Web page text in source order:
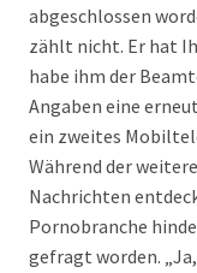
abgeschlossen
zählt nicht. Er hat
habe ihm der
Angaben eine
ein zweites
Während der
Nachrichten
Pornobranche
gefragt worden.